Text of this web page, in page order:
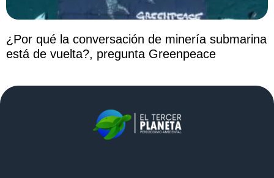
¿Por qué la conversación de minería submarina
está de vuelta?, pregunta Greenpeace